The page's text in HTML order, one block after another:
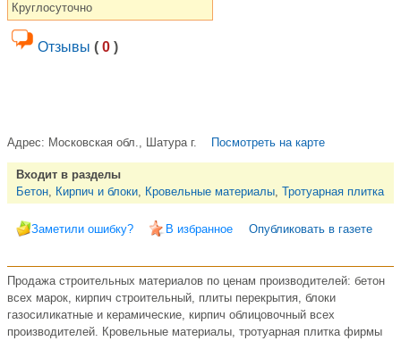
Круглосуточно
Отзывы ( 0 )
Адрес: Московская обл., Шатура г. Посмотреть на карте
Входит в разделы
Бетон, Кирпич и блоки, Кровельные материалы, Тротуарная плитка
Заметили ошибку? В избранное Опубликовать в газете
Продажа строительных материалов по ценам производителей: бетон
всех марок, кирпич строительный, плиты перекрытия, блоки
газосиликатные и керамические, кирпич облицовочный всех
производителей. Кровельные материалы, тротуарная плитка фирмы